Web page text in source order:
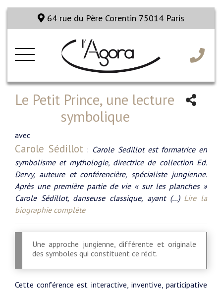
64 rue du Père Corentin 75014 Paris
Le Petit Prince, une lecture
symbolique
avec
Carole Sédillot : Carole Sedillot est formatrice en
symbolisme et mythologie, directrice de collection Ed.
Dervy, auteure et conférencière, spécialiste jungienne.
Après une première partie de vie « sur les planches »
Carole Sédillot, danseuse classique, ayant (…) Lire la
biographie complète
Une approche jungienne, différente et originale
des symboles qui constituent ce récit.
Cette conférence est interactive, inventive, participative